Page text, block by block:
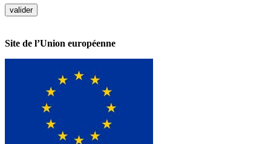
Site de l’Union européenne